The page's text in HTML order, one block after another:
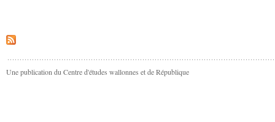
Une publication du Centre d'études wallonnes et de République